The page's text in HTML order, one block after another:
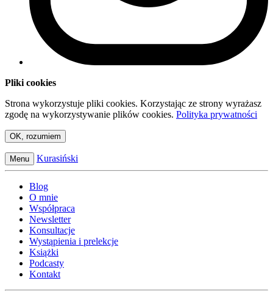
Pliki cookies
Strona wykorzystuje pliki cookies. Korzystając ze strony wyrażasz
zgodę na wykorzystywanie plików cookies. Polityka prywatności
OK, rozumiem
Menu Kurasiński
Blog
O mnie
Współpraca
Newsletter
Konsultacje
Wystąpienia i prelekcje
Książki
Podcasty
Kontakt